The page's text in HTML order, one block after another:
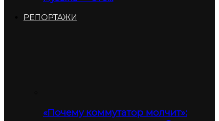
РЕПОРТАЖИ
«Почему коммутатор молчит»: